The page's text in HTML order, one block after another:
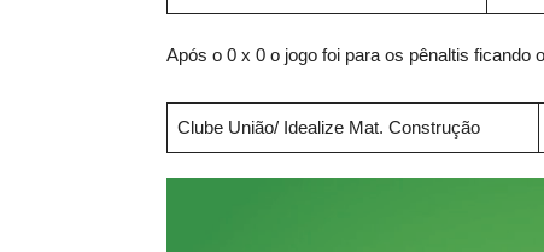
Após o 0 x 0 o jogo foi para os pênaltis ficando
Clube União/ Idealize Mat. Construção